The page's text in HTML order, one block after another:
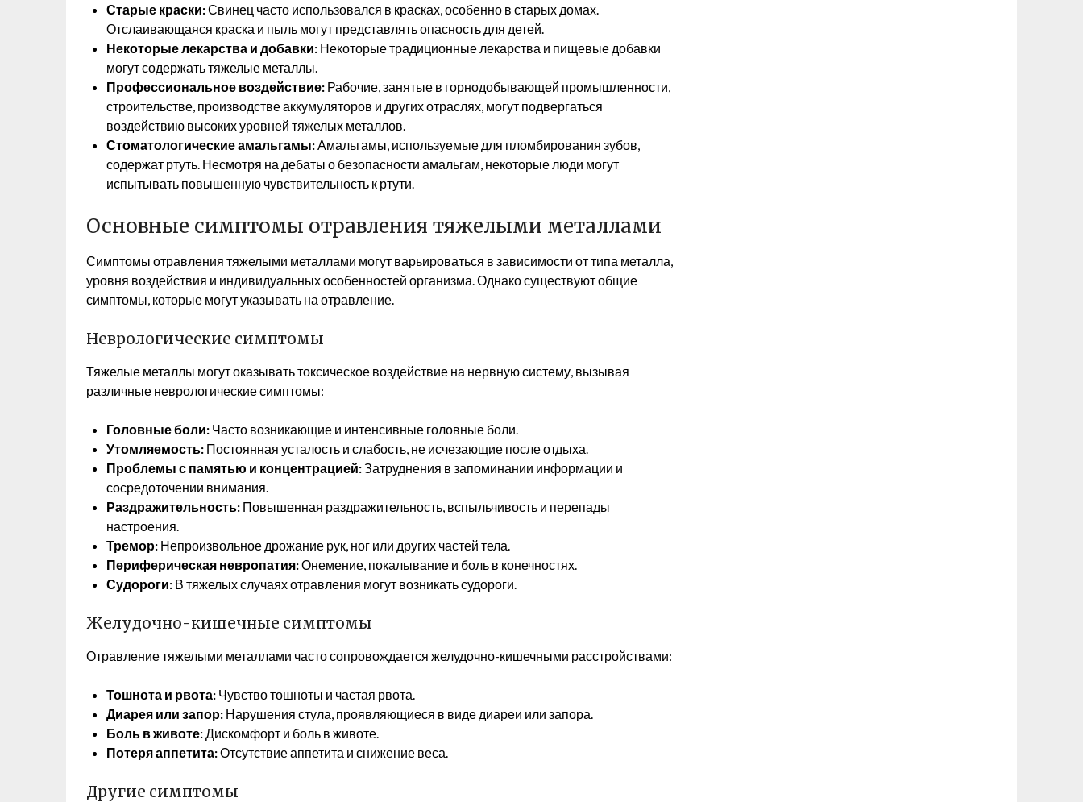
Старые краски:Свинец часто использовался в красках, особенно в старых домах.
Отслаивающаяся краска и пыль могут представлять опасность для детей.
Некоторые лекарства и добавки: Некоторые традиционные лекарства и пищевые добавки
могут содержать тяжелые металлы.
Профессиональное воздействие: Рабочие, занятые в горнодобывающей промышленности,
строительстве, производстве аккумуляторов и других отраслях, могут подвергаться
воздействию высоких уровней тяжелых металлов.
Стоматологические амальгамы: Амальгамы, используемые для пломбирования зубов,
содержат ртуть. Несмотря на дебаты о безопасности амальгам, некоторые люди могут
испытывать повышенную чувствительность к ртути.
Основные симптомы отравления тяжелыми металлами
Симптомы отравления тяжелыми металлами могут варьироваться в зависимости от типа металла,
уровня воздействия и индивидуальных особенностей организма. Однако существуют общие
симптомы, которые могут указывать на отравление.
Неврологические симптомы
Тяжелые металлы могут оказывать токсическое воздействие на нервную систему, вызывая
различные неврологические симптомы:
Головные боли: Часто возникающие и интенсивные головные боли.
Утомляемость: Постоянная усталость и слабость, не исчезающие после отдыха.
Проблемы с памятью и концентрацией: Затруднения в запоминании информации и
сосредоточении внимания.
Раздражительность: Повышенная раздражительность, вспыльчивость и перепады
настроения.
Тремор: Непроизвольное дрожание рук, ног или других частей тела.
Периферическая невропатия:Онемение, покалывание и боль в конечностях.
Судороги: В тяжелых случаях отравления могут возникать судороги.
Желудочно-кишечные симптомы
Отравление тяжелыми металлами часто сопровождается желудочно-кишечными расстройствами:
Тошнота и рвота: Чувство тошноты и частая рвота.
Диарея или запор: Нарушения стула, проявляющиеся в виде диареи или запора.
Боль в животе: Дискомфорт и боль в животе.
Потеря аппетита:Отсутствие аппетита и снижение веса.
Другие симптомы